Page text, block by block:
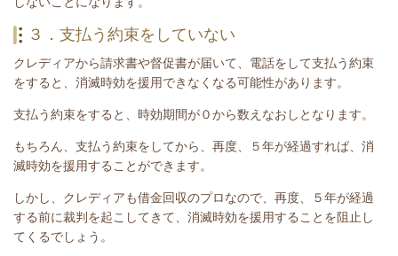
３．支払う約束をしていない
クレディアから請求書や督促書が届いて、電話をして支払う約束
をすると、消滅時効を援用できなくなる可能性があります。
支払う約束をすると、時効期間が０から数えなおしとなります。
もちろん、支払う約束をしてから、再度、５年が経過すれば、消
滅時効を援用することができます。
しかし、クレディアも借金回収のプロなので、再度、５年が経過
する前に裁判を起こしてきて、消滅時効を援用することを阻止し
てくるでしょう。